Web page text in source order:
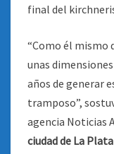
final del
“Como él mismo
unas
años de generar
tramposo”,
agencia Noticias
ciudad de La